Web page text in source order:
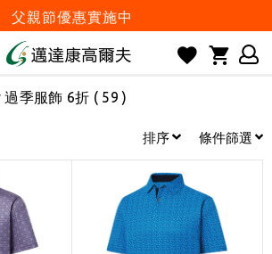
父親節優惠實施中
邁達康盃 開始受理報名
! 勿信來路不明連結及優惠
公益店Friends Screen模擬器
卡滿 $6000 分 3 期 0 利率
Point 會員回饋積點
消費滿 $2000 享免運
Happy Father's Day
季服飾 6折 ( 59 )
排序 條件篩選